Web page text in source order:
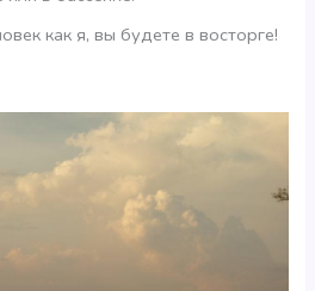
как я, вы будете в восторге!